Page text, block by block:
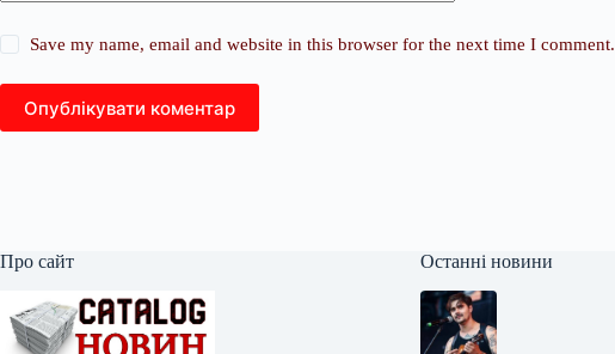
Save my name, email and website in this browser for the next time I comment.
Опублікувати коментар
Про сайт Останні новини